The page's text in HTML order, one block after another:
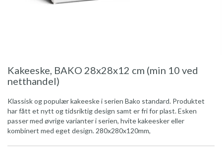
Kakeeske, BAKO 28x28x12 cm (min 10 ved
netthandel)
Klassisk og populær kakeeske i serien Bako standard. Produktet
har fått et nytt og tidsriktig design samt er fri for plast. Esken
passer med øvrige varianter i serien, hvite kakeesker eller
kombinert med eget design. 280x280x120mm,